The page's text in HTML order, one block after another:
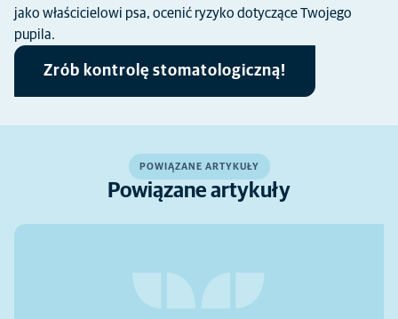
jako właścicielowi psa, ocenić ryzyko dotyczące Twojego
pupila.
Zrób kontrolę stomatologiczną!
POWIĄZANE ARTYKUŁY
Powiązane artykuły